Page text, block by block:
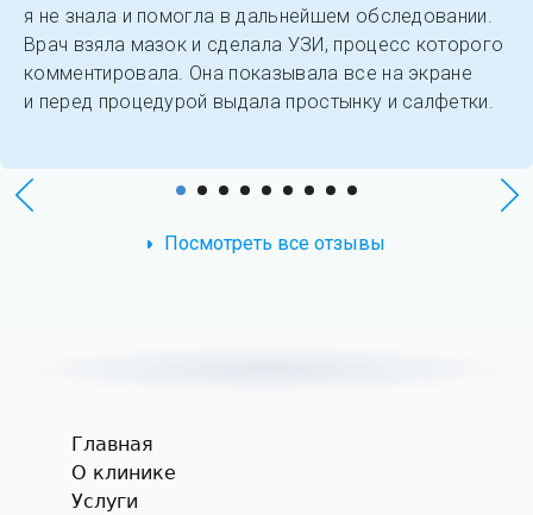
я не знала и помогла в дальнейшем обследовании.
Врач взяла мазок и сделала УЗИ, процесс которого
комментировала. Она показывала все на экране
и перед процедурой выдала простынку и салфетки.
Посмотреть все отзывы
Главная
О клинике
Услуги